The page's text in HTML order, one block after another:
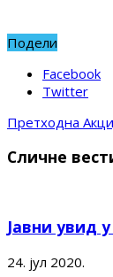
Подели
Facebook
Twitter
Претходна
Сличне
Јавни увид
24. јул 2020.